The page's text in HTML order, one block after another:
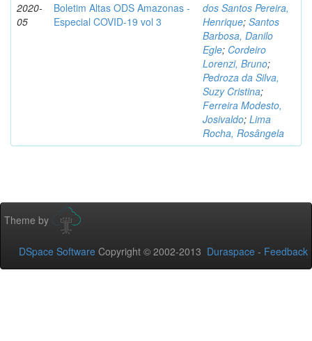
2020-
05
Boletim Altas ODS Amazonas -
Especial COVID-19 vol 3
dos Santos Pereira,
Henrique; Santos
Barbosa, Danilo
Egle; Cordeiro
Lorenzi, Bruno;
Pedroza da Silva,
Suzy Cristina;
Ferreira Modesto,
Josivaldo; Lima
Rocha, Rosângela
Theme by
DSpace Software Copyright © 2002-2013 Duraspace - Feedback